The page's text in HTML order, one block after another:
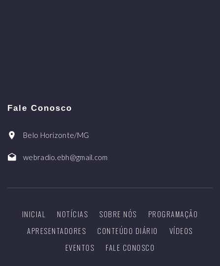
Fale Conosco
Belo Horizonte/MG
webradio.ebh@gmail.com
INICIAL NOTÍCIAS SOBRE NÓS
PROGRAMAÇÃO
APRESENTADORES
CONTEÚDO DIÁRIO
VÍDEOS
EVENTOS
FALE CONOSCO